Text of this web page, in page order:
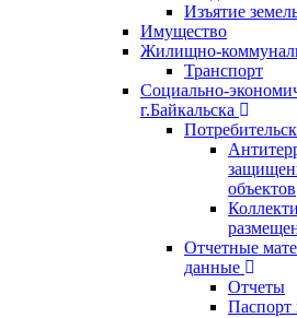
Изъятие
Имущество
Жилищно-
Транспорт
Социально-
г.Байкальска
объектов
Отчетные
данные
Отчеты
Паспорт